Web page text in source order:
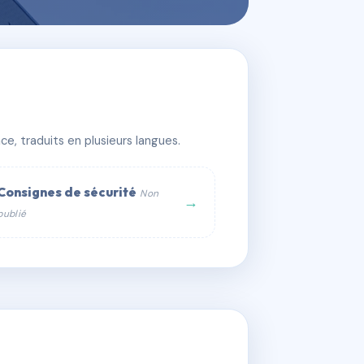
traduits en plusieurs langues.
de sécurité Non
→